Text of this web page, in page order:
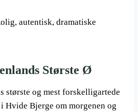
autentisk, dramatiske
Største Ø
største og mest forskelligartede
Hvide Bjerge om morgenen og